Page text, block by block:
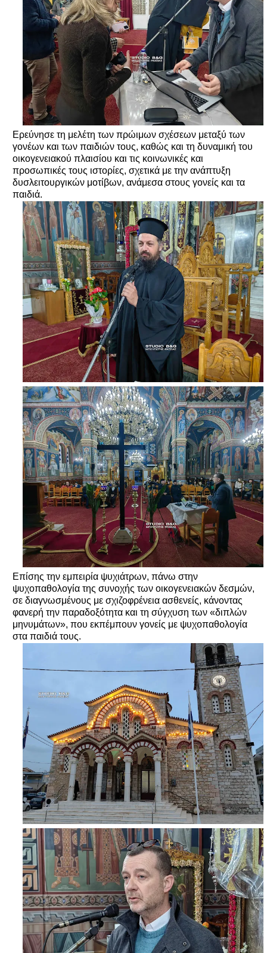
Ερεύνησε τη μελέτη των πρώιμων σχέσεων μεταξύ των
γονέων και των παιδιών τους, καθώς και τη δυναμική του
οικογενειακού πλαισίου και τις κοινωνικές και
προσωπικές τους ιστορίες, σχετικά με την ανάπτυξη
δυσλειτουργικών μοτίβων, ανάμεσα στους γονείς και τα
παιδιά.
Επίσης την εμπειρία ψυχιάτρων, πάνω στην
ψυχοπαθολογία της συνοχής των οικογενειακών δεσμών,
σε διαγνωσμένους με σχιζοφρένεια ασθενείς, κάνοντας
φανερή την παραδοξότητα και τη σύγχυση των «διπλών
μηνυμάτων», που εκπέμπουν γονείς με ψυχοπαθολογία
στα παιδιά τους.